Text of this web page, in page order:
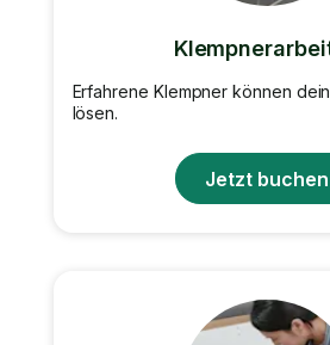
Erfahrene Klempner können
lösen.
Jetzt buchen